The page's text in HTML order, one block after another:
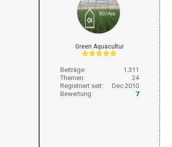
Green Aquacultur
Beiträge:
1.311
Themen:
24
Registriert seit:
Dec 2010
Bewertung:
7